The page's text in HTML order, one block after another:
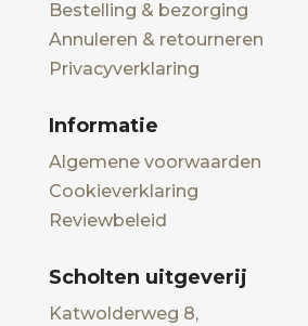
Bestelling & bezorging
Annuleren & retourneren
Privacyverklaring
Informatie
Algemene voorwaarden
Cookieverklaring
Reviewbeleid
Scholten uitgeverij
Katwolderweg 8,